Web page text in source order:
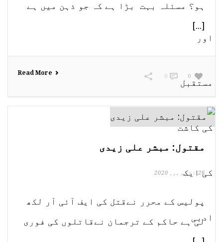
ہو؟ مسئلہ بہت بڑا ہے کہ جو ذہن میں ہے
[...]
Read More 0
0
مقتول: مبشر علی زیدی
26 اکتوبر, 2020
پولیس کے محرر نےقتل کی ایف آئی آر لکھ
لی ہے حاکم کے ترجمان نےقاتلوں کی فوری